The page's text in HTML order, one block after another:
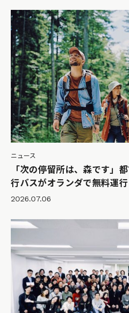
ニュース
「次の停留所は、森です」
行バスがオランダで無料運行
2026.07.06